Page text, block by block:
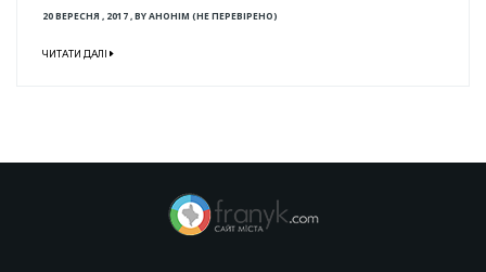
20 ВЕРЕСНЯ , 2017,BYАНОНІМ (НЕ ПЕРЕВІРЕНО)
ЧИТАТИ ДАЛІ